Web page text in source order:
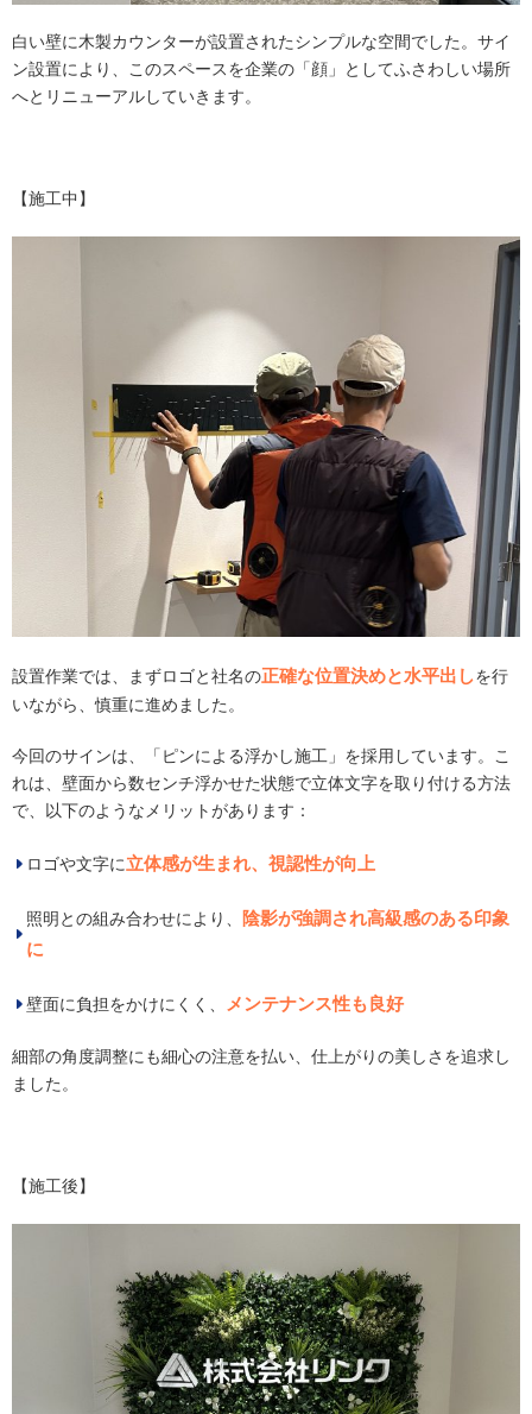
白い壁に木製カウンターが設置されたシンプルな空間でした。サイ
ン設置により、このスペースを企業の「顔」としてふさわしい場所
へとリニューアルしていきます。
【施工中】
設置作業では、まずロゴと社名の正確な位置決めと水平出しを行
いながら、慎重に進めました。
今回のサインは、「ピンによる浮かし施工」を採用しています。こ
れは、壁面から数センチ浮かせた状態で立体文字を取り付ける方法
で、以下のようなメリットがあります：
ロゴや文字に立体感が生まれ、視認性が向上
照明との組み合わせにより、
陰影が強調され高級感のある印象
に
壁面に負担をかけにくく、 メンテナンス性も良好
細部の角度調整にも細心の注意を払い、仕上がりの美しさを追求し
ました。
【施工後】